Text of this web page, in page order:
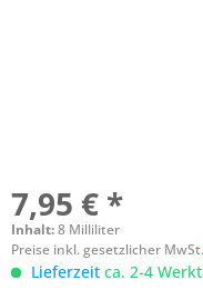
7,95 € *
Inhalt:8 Milliliter
Preise inkl. gesetzlicher MwSt.
Lieferzeit ca. 2-4